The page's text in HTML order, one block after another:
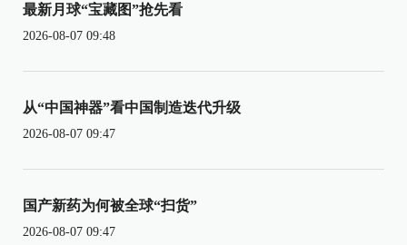
最新月球“宝藏图”抢先看
2026-08-07 09:48
从“中国神器”看中国制造迭代升级
2026-08-07 09:47
国产新药为何被全球“扫货”
2026-08-07 09:47